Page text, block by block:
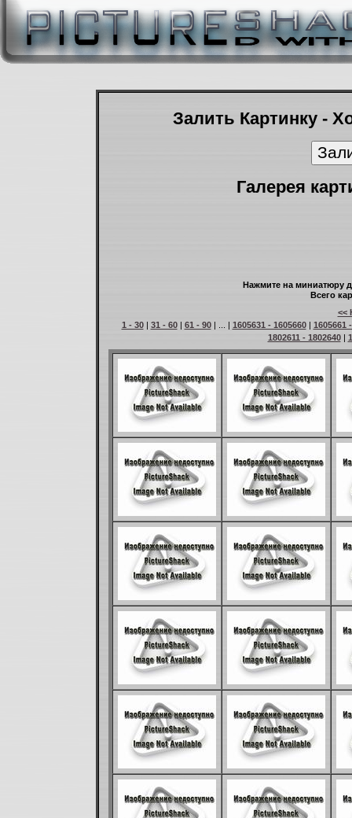
Залить Картинку -
Галерея
Нажмите на миниатюру
Всего
<<
1 - 30| 31 - 60| 61 - 90| ... | 1605631 - 1605660| 1605661
1802611 - 1802640|